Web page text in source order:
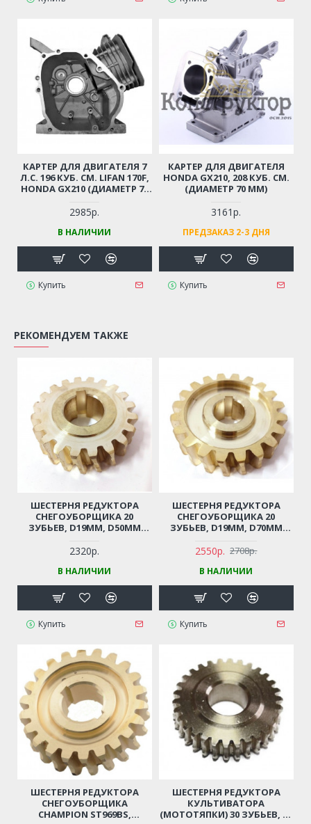
КАРТЕР ДЛЯ ДВИГАТЕЛЯ 7
Л.С. 196 КУБ. СМ. LIFAN 170F,
HONDA GX210 (ДИАМЕТР 70
ГЕНЕРАТОРА,
СНЕГОУБОРЩИКА,
ВИБРОПЛИТЫ,
МОТОПОМПЫ И ПР.
2985р.
В НАЛИЧИИ
Купить
КАРТЕР ДЛЯ ДВИГАТЕЛЯ
HONDA GX210, 208 КУБ. СМ.
(ДИАМЕТР 70 ММ)
3161р.
ПРЕДЗАКАЗ 2-3 ДНЯ
Купить
РЕКОМЕНДУЕМ ТАКЖЕ
ШЕСТЕРНЯ РЕДУКТОРА
СНЕГОУБОРЩИКА 20
ЗУБЬЕВ, D19ММ, D50ММ
КАЛИБР, DDE, CRAFTSMAN,
MASTERYARD, NOMAD,
REDVERG, EUROSYSTEMS,
PATRIOT, DAEWOO, HUTER И
ДР.
2320р.
В НАЛИЧИИ
Купить
ШЕСТЕРНЯ РЕДУКТОРА
СНЕГОУБОРЩИКА 20
ЗУБЬЕВ, D19ММ, D70ММ
CHAMPION, PATRIOT,
PRORAB, FORZA, HUTER И ДР.
2550р. 2708р.
В НАЛИЧИИ
Купить
ШЕСТЕРНЯ РЕДУКТОРА
СНЕГОУБОРЩИКА
CHAMPION ST969BS,
ШЕСТЕРНЯ РЕДУКТОРА
КУЛЬТИВАТОРА
(МОТОТЯПКИ) 30 ЗУБЬЕВ, D-